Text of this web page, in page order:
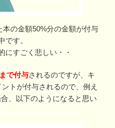
の金額50%分の金額が付与
です。
にすごく悲しい・・
で付与されるのですが、キ
トが付与されるので、例え
、以下のようになると思い